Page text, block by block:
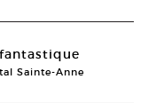
Sainte-Anne